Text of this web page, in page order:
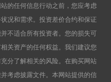
的任何信息行动之前，您应考虑
况和需求。投资差价合约和保证
不适合所有投资者。您的损失可
关资产的任何权益。我们建议您
分了解相关的风险。在购买网站
考虑披露文件。本网站提供的信